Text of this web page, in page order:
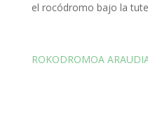
el rocódromo bajo la
ROKODROMOA